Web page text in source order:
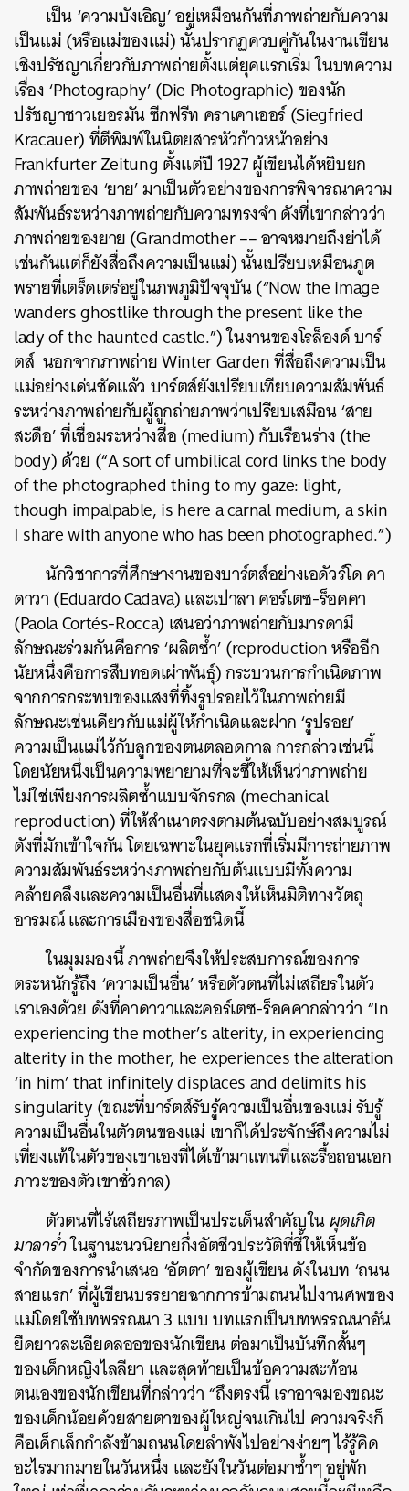
เป็น ‘ความบังเอิญ’ อยู่เหมือนกันที่ภาพถ่ายกับความ
เป็นแม่ (หรือแม่ของแม่) นั้นปรากฏควบคู่กันในงานเขียน
เชิงปรัชญาเกี่ยวกับภาพถ่ายตั้งแต่ยุคแรกเริ่ม ในบทความ
เรื่อง ‘Photography’ (Die Photographie) ของนัก
ปรัชญาชาวเยอรมัน ซีกฟรีท คราเคาเออร์ (Siegfried
Kracauer) ที่ตีพิมพ์ในนิตยสารหัวก้าวหน้าอย่าง
Frankfurter Zeitung ตั้งแต่ปี 1927 ผู้เขียนได้หยิบยก
ภาพถ่ายของ ‘ยาย’ มาเป็นตัวอย่างของการพิจารณาความ
สัมพันธ์ระหว่างภาพถ่ายกับความทรงจำ ดังที่เขากล่าวว่า
ภาพถ่ายของยาย (Grandmother –– อาจหมายถึงย่าได้
เช่นกันแต่ก็ยังสื่อถึงความเป็นแม่) นั้นเปรียบเหมือนภูต
พรายที่เตร็ดเตร่อยู่ในภพภูมิปัจจุบัน (“Now the image
wanders ghostlike through the present like the
lady of the haunted castle.”) ในงานของโรล็องด์ บาร์
ตส์ นอกจากภาพถ่าย Winter Garden ที่สื่อถึงความเป็น
แม่อย่างเด่นชัดแล้ว บาร์ตส์ยังเปรียบเทียบความสัมพันธ์
ระหว่างภาพถ่ายกับผู้ถูกถ่ายภาพว่าเปรียบเสมือน ‘สาย
สะดือ’ที่เชื่อมระหว่างสื่อ (medium) กับเรือนร่าง (the
body) ด้วย (“A sort of umbilical cord links the body
of the photographed thing to my gaze: light,
though impalpable, is here a carnal medium, a skin
I share with anyone who has been photographed.”)
นักวิชาการที่ศึกษางานของบาร์ตส์อย่างเอดัวร์โด คา
ดาวา (Eduardo Cadava) และเปาลา คอร์เตซ-ร็อคคา
(Paola Cortés-Rocca) เสนอว่าภาพถ่ายกับมารดามี
ลักษณะร่วมกันคือการ ‘ผลิตซ้ำ’ (reproduction หรืออีก
นัยหนึ่งคือการสืบทอดเผ่าพันธุ์)กระบวนการกำเนิดภาพ
จากการกระทบของแสงที่ทิ้งรูปรอยไว้ในภาพถ่ายมี
ลักษณะเช่นเดียวกับแม่ผู้ให้กำเนิดและฝาก ‘รูปรอย’
ความเป็นแม่ไว้กับลูกของตนตลอดกาลการกล่าวเช่นนี้
โดยนัยหนึ่งเป็นความพยายามที่จะชี้ให้เห็นว่าภาพถ่าย
ไม่ใช่เพียงการผลิตซ้ำแบบจักรกล (mechanical
reproduction) ที่ให้สำเนาตรงตามต้นฉบับอย่างสมบูรณ์
ดังที่มักเข้าใจกันโดยเฉพาะในยุคแรกที่เริ่มมีการถ่ายภาพ
ความสัมพันธ์ระหว่างภาพถ่ายกับต้นแบบมีทั้งความ
คล้ายคลึงและความเป็นอื่นที่แสดงให้เห็นมิติทางวัตถุ
อารมณ์ และการเมืองของสื่อชนิดนี้
ในมุมมองนี้ ภาพถ่ายจึงให้ประสบการณ์ของการ
ตระหนักรู้ถึง ‘ความเป็นอื่น’ หรือตัวตนที่ไม่เสถียรในตัว
เราเองด้วย ดังที่คาดาวาและคอร์เตซ-ร็อคคากล่าวว่า “In
experiencing the mother’s alterity, in experiencing
alterity in the mother, he experiences the alteration
‘in him’ that infinitely displaces and delimits his
singularity (ขณะที่บาร์ตส์รับรู้ความเป็นอื่นของแม่ รับรู้
ความเป็นอื่นในตัวตนของแม่ เขาก็ได้ประจักษ์ถึงความไม่
เที่ยงแท้ในตัวของเขาเองที่ได้เข้ามาแทนที่และรื้อถอนเอก
ภาวะของตัวเขาชั่วกาล)
ตัวตนที่ไร้เสถียรภาพเป็นประเด็นสำคัญในผุดเกิด
มาลาร่ำในฐานะนวนิยายกึ่งอัตชีวประวัติที่ชี้ให้เห็นข้อ
จำกัดของการนำเสนอ ‘อัตตา’ ของผู้เขียน ดังในบท ‘ถนน
สายแรก’ ที่ผู้เขียนบรรยายฉากการข้ามถนนไปงานศพของ
แม่โดยใช้บทพรรณนา 3 แบบบทแรกเป็นบทพรรณนาอัน
ยืดยาวละเอียดลออของนักเขียน ต่อมาเป็นบันทึกสั้นๆ
ของเด็กหญิงไลลียา และสุดท้ายเป็นข้อความสะท้อน
ตนเองของนักเขียนที่กล่าวว่า “ถึงตรงนี้ เราอาจมองขณะ
ของเด็กน้อยด้วยสายตาของผู้ใหญ่จนเกินไป ความจริงก็
คือเด็กเล็กกำลังข้ามถนนโดยลำพังไปอย่างง่ายๆ ไร้รู้คิด
อะไรมากมายในวันหนึ่ง และยังในวันต่อมาซ้ำๆ อยู่พัก
ค้นหา
SHARE TWEET LINE EMAIL